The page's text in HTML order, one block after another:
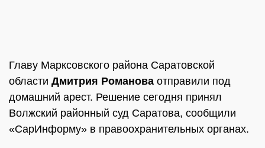
Главу Марксовского района Саратовской
области Дмитрия Романова отправили под
домашний арест. Решение сегодня принял
Волжский районный суд Саратова, сообщили
«СарИнформу» в правоохранительных органах.